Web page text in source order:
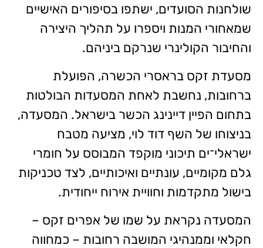
שולחנות הסועדים, ישתפו בסיפורים האישיים
שמאחורי המנות ויספרו על תהליך היצירה
והחיבור הקולינרי שנרקם ביניהם.
מסעדת זקס בראסרי הכשרה, הפועלת
ברחובות, נחשבת לאחת המסעדות הבולטות
בתחום הפיין דיינינג הכשר בישראל. המסעדה,
בניצוחו של השף דוד לוי, מציעה מטבח
ישראלי־ים תיכוני מוקפד המבוסס על חומרי
גלם מקומיים, עונתיים ואיכותיים, לצד טכניקות
בישול מתקדמות וחוויית אירוח ייחודית.
המסעדה נקראת על שמו של אפרים זקס –
חקלאי וממנהיגי המושבה רחובות – כמחווה